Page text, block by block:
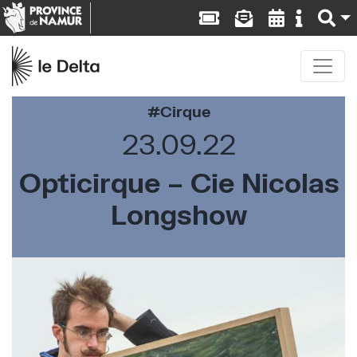
Cirque
23.09.22
Opticirque – Cie Nicolas
Longshow